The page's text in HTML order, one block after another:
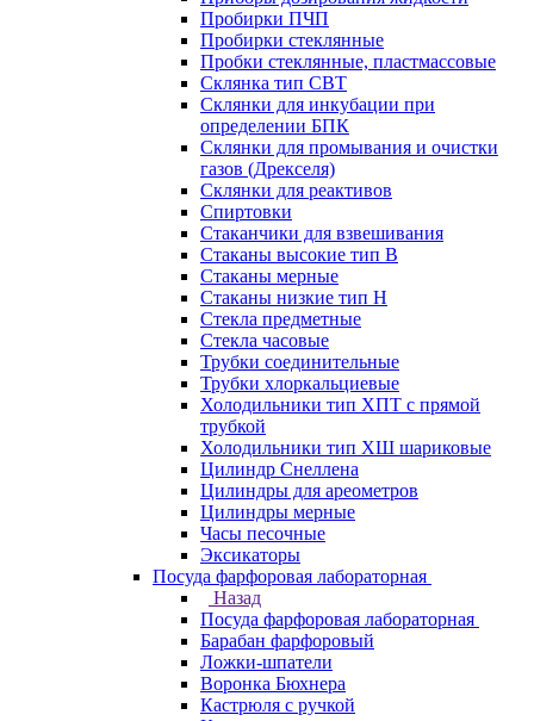
Пробирки ПЧП
Пробирки стеклянные
Пробки стеклянные, пластмассовые
Склянка тип СВТ
Склянки для инкубации при
определении БПК
Склянки для промывания и очистки
газов (Дрекселя)
Склянки для реактивов
Спиртовки
Стаканчики для взвешивания
Стаканы высокие тип В
Стаканы мерные
Стаканы низкие тип Н
Стекла предметные
Стекла часовые
Трубки соединительные
Трубки хлоркальциевые
Холодильники тип ХПТ с прямой
трубкой
Холодильники тип ХШ шариковые
Цилиндр Снеллена
Цилиндры для ареометров
Цилиндры мерные
Часы песочные
Эксикаторы
Посуда фарфоровая лабораторная
Назад
Посуда фарфоровая лабораторная
Барабан фарфоровый
Ложки-шпатели
Воронка Бюхнера
Кастрюля с ручкой